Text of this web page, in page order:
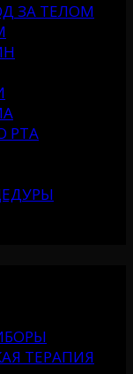
ЗА ТЕЛОМ
РТА
ТЕРАПИЯ